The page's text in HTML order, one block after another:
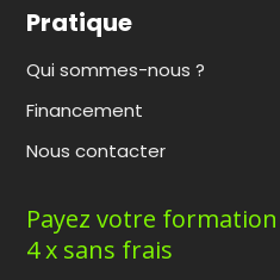
Pratique
Qui sommes-nous ?
Financement
Nous contacter
Payez votre
4 x sans frais